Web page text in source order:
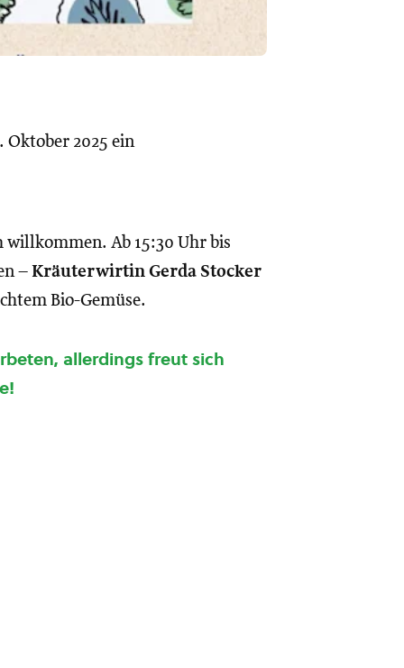
2025 ein
Ab 15:30 Uhr bis
– Kräuterwirtin Gerda Stocker
Bio-Gemüse.
allerdings freut sich